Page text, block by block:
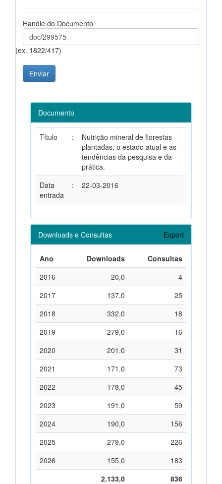
Handle do Documento
(ex. 1822/417)
Documento
Título :
Nutrição mineral de florestas
plantadas: o estado atual e as
tendências da pesquisa e da
prática.
Data
entrada
: 22-03-2016
Downloads e Consultas Export
Ano Downloads
Consultas
2016
20,0
4
2017
137,0
25
2018
332,0
18
2019
279,0
16
2020
201,0
31
2021
171,0
73
2022
178,0
45
2023
191,0
59
2024
190,0
156
2025
279,0
226
2026
155,0
183
2.133,0
836